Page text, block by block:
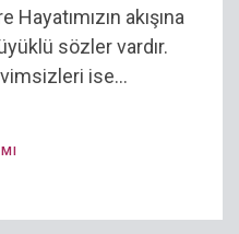
akışına
sözler vardır.
ise...